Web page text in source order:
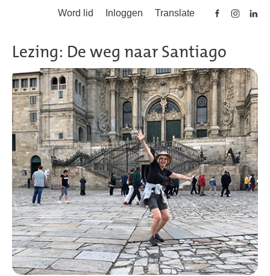
Word lid Inloggen Translate
Lezing: De weg naar Santiago